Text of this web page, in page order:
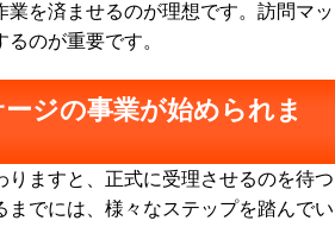
を済ませるのが理想です。訪問マッ
のが重要です。
ジの事業が始められま
ますと、正式に受理させるのを待つ
でには、様々なステップを踏んでい